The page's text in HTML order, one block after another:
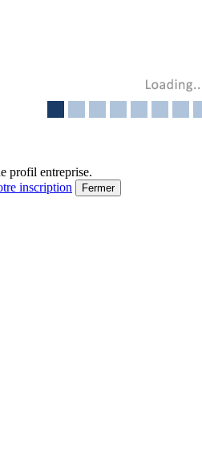
profil entreprise.
inscription
Fermer